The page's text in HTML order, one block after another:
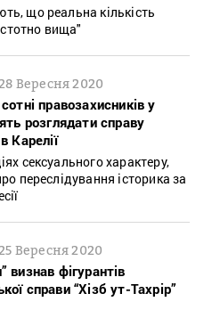
що реальна кількість
вища"
28 Вересня 2020
правозахисників у
розглядати справу
Карелії
сексуального характеру,
переслідування історика за
25 Вересня 2020
визнав фігурантів
справи “Хізб ут-Тахрір”